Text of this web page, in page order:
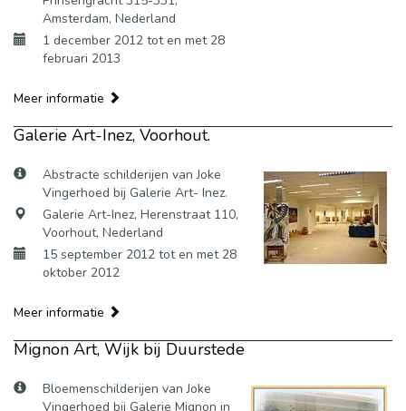
Amsterdam, Nederland
1 december 2012 tot en met 28
februari 2013
Meer informatie
Galerie Art-Inez, Voorhout.
Abstracte schilderijen van Joke
Vingerhoed bij Galerie Art- Inez.
Galerie Art-Inez, Herenstraat 110,
Voorhout, Nederland
15 september 2012 tot en met 28
oktober 2012
Meer informatie
Mignon Art, Wijk bij Duurstede
Bloemenschilderijen van Joke
Vingerhoed bij Galerie Mignon in